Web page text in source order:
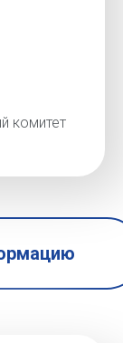
комитет